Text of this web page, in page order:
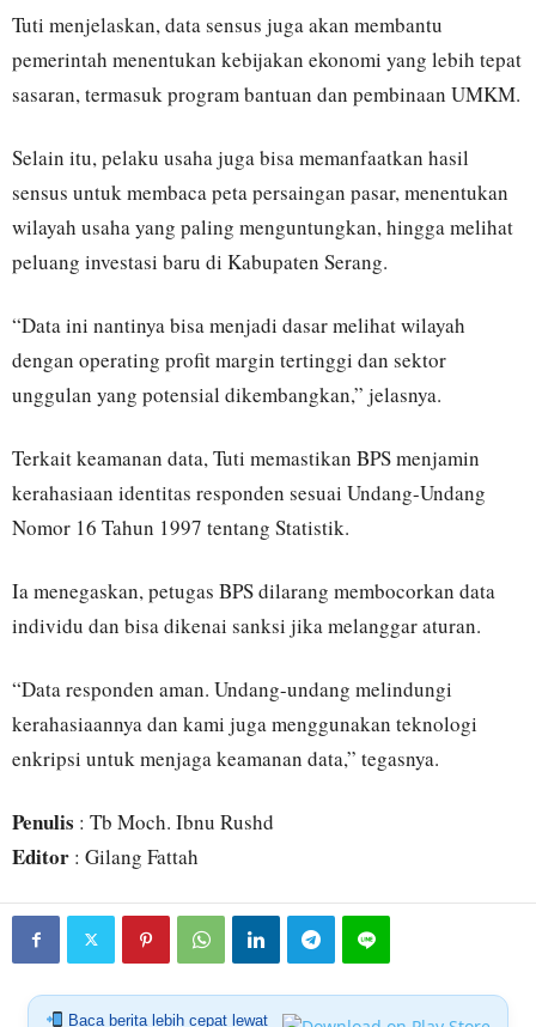
Tuti menjelaskan, data sensus juga akan membantu
pemerintah menentukan kebijakan ekonomi yang lebih tepat
sasaran, termasuk program bantuan dan pembinaan UMKM.
Selain itu, pelaku usaha juga bisa memanfaatkan hasil
sensus untuk membaca peta persaingan pasar, menentukan
wilayah usaha yang paling menguntungkan, hingga melihat
peluang investasi baru di Kabupaten Serang.
“Data ini nantinya bisa menjadi dasar melihat wilayah
dengan operating profit margin tertinggi dan sektor
unggulan yang potensial dikembangkan,” jelasnya.
Terkait keamanan data, Tuti memastikan BPS menjamin
kerahasiaan identitas responden sesuai Undang-Undang
Nomor 16 Tahun 1997 tentang Statistik.
Ia menegaskan, petugas BPS dilarang membocorkan data
individu dan bisa dikenai sanksi jika melanggar aturan.
“Data responden aman. Undang-undang melindungi
kerahasiaannya dan kami juga menggunakan teknologi
enkripsi untuk menjaga keamanan data,” tegasnya.
Penulis : Tb Moch. Ibnu Rushd
Editor : Gilang Fattah
Baca berita lebih cepat lewat